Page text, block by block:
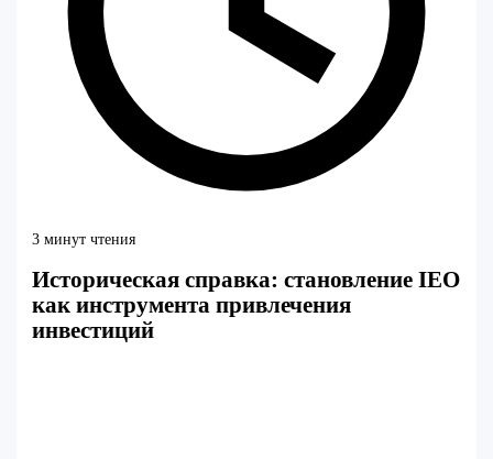
3 минут чтения
Историческая справка: становление IEO
как инструмента привлечения
инвестиций